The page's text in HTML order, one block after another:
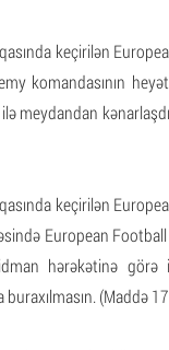
keçirilən
komandasının
meydandan
keçirilən
European
hərəkətinə görə
(Maddə